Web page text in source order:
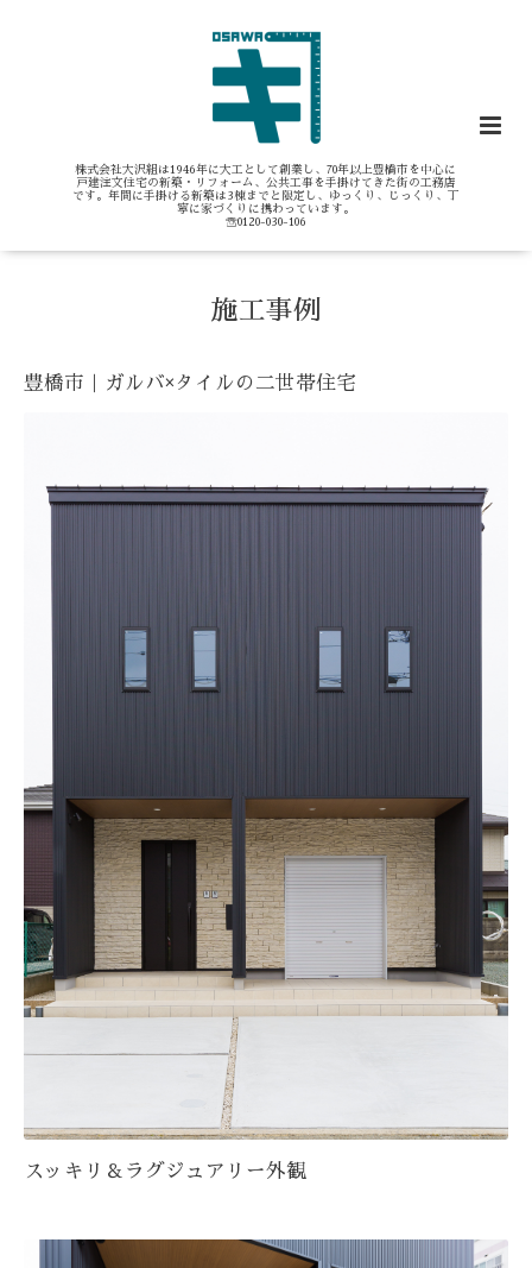
株式会社大沢組は1946年に大工として創業し、70年以上豊橋市を中心に
戸建注文住宅の新築・リフォーム、公共工事を手掛けてきた街の工務店
です。年間に手掛ける新築は3棟までと限定し、ゆっくり、じっくり、丁
寧に家づくりに携わっています。
☏0120-030-106
施工事例
豊橋市｜ガルバ×タイルの二世帯住宅
スッキリ＆ラグジュアリー外観